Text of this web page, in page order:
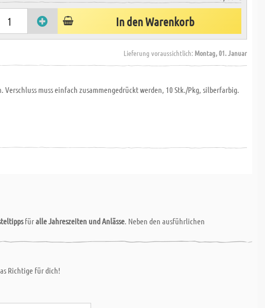
In den Warenkorb
Lieferung voraussichtlich: Montag, 01. Januar
Verschluss muss einfach zusammengedrückt werden, 10 Stk./Pkg, silberfarbig.
füralle Jahreszeiten und Anlässe. Neben den ausführlichen
Richtige für dich!